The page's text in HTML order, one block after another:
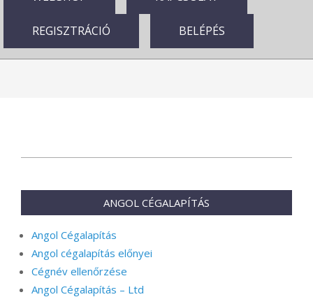
REGISZTRÁCIÓ BELÉPÉS
ANGOL CÉGALAPÍTÁS
Angol Cégalapítás
Angol cégalapítás előnyei
Cégnév ellenőrzése
Angol Cégalapítás – Ltd